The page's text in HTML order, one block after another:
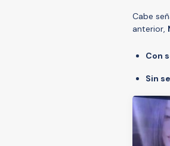
Cabe
anterior,
Con
Sin